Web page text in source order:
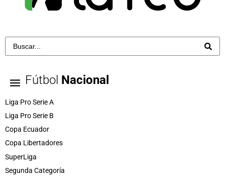
Fútbol Nacional
Liga Pro Serie A
Liga Pro Serie B
Copa Ecuador
Copa Libertadores
SuperLiga
Segunda Categoría